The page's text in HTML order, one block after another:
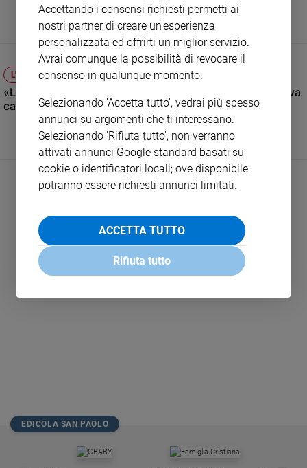
Coppia
e
giovani
Adolescenza
Bioetica
Riflessioni
Foto
Chi
L'ANALISI
«L'Onu? Ha 78 anni, non riesce a portare pace, dunque va
cambiata, ma guai se non ci fosse»
EDICOLA SAN PAOLO
Accettando i consensi richiesti permetti ai
nostri partner di creare un'esperienza
personalizzata ed offrirti un miglior servizio.
Avrai comunque la possibilità di revocare il
consenso in qualunque momento.
Selezionando 'Accetta tutto', vedrai più spesso
annunci su argomenti che ti interessano.
Selezionando 'Rifiuta tutto', non verranno
attivati annunci Google standard basati su
cookie o identificatori locali; ove disponibile
potranno essere richiesti annunci limitati.
ACCETTA TUTTO
Rifiuta tutto